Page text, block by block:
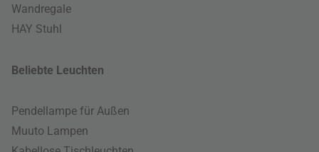
Wandregale
HAY Stuhl
Beliebte Leuchten
Pendellampe für Außen
Muuto Lampen